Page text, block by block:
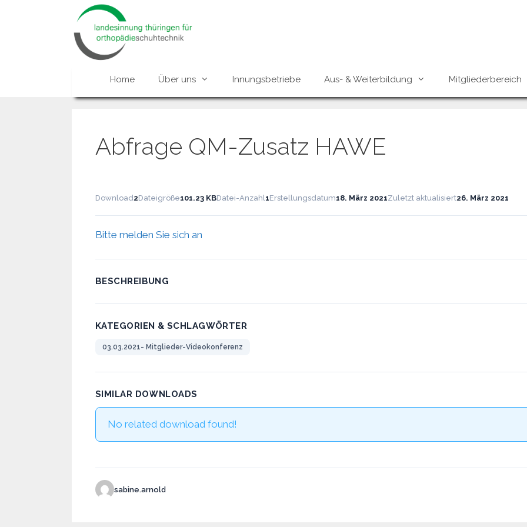
Home Über uns Innungsbetriebe Aus- & Weiterbildung Mitgliederbereich
Abfrage QM-Zusatz HAWE
Download2Dateigröße101.23 KBDatei-Anzahl1Erstellungsdatum18. März 2021Zuletzt aktualisiert26. März 2021
Bitte melden Sie sich an
BESCHREIBUNG
KATEGORIEN & SCHLAGWÖRTER
03.03.2021- Mitglieder-Videokonferenz
SIMILAR DOWNLOADS
No related download found!
sabine.arnold